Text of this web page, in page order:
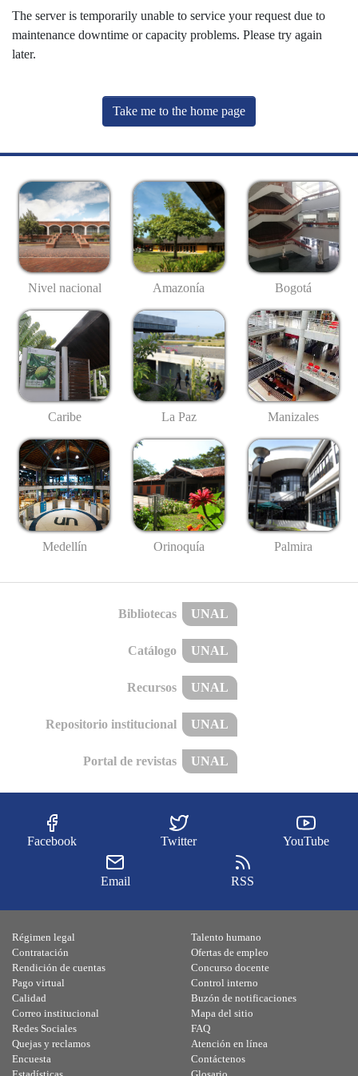
The server is temporarily unable to service your request due to
maintenance downtime or capacity problems. Please try again
later.
Take me to the home page
Nivel nacional Amazonía Bogotá
Caribe La Paz Manizales
Medellín Orinoquía Palmira
Bibliotecas UNAL
Catálogo UNAL
Recursos UNAL
Repositorio institucional UNAL
Portal de revistas UNAL
Facebook Twitter YouTube
Email RSS
Régimen legal
Contratación
Rendición de cuentas
Pago virtual
Calidad
Talento humano
Ofertas de empleo
Concurso docente
Control interno
Buzón de notificaciones
Correo institucional
Redes Sociales
Quejas y reclamos
Encuesta
Mapa del sitio
FAQ
Atención en línea
Contáctenos